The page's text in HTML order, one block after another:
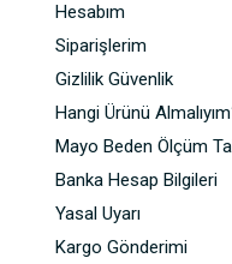
Hesabım
Siparişlerim
Gizlilik Güvenlik
Hangi Ürünü
Mayo Beden Ölçüm
Banka Hesap Bilgileri
Yasal Uyarı
Kargo Gönderimi